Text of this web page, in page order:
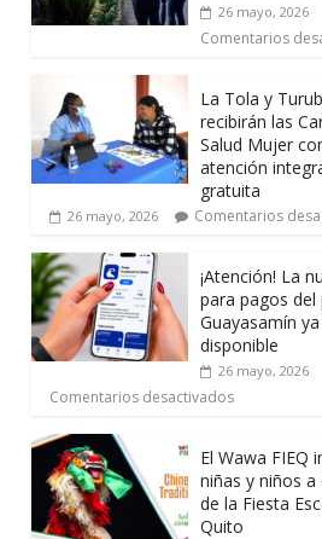
26 mayo, 2026
Comentarios
La Tola y
recibirán las
Salud Mujer
atención
gratuita
26 mayo, 2026 Comentarios
¡Atención! La
para pagos del
Guayasamín
disponible
26 mayo, 2026
Comentarios desactivados
El Wawa FIEQ
niñas y niños
de la Fiesta
Quito